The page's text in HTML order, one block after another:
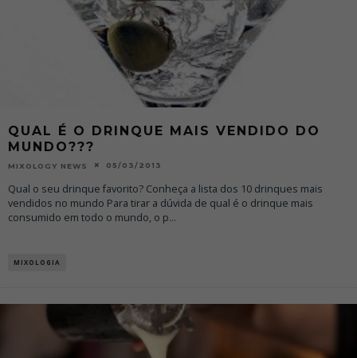
QUAL É O DRINQUE MAIS VENDIDO DO
MUNDO???
MIXOLOGY NEWS 05/03/2013
Qual o seu drinque favorito? Conheça a lista dos 10 drinques mais
vendidos no mundo Para tirar a dúvida de qual é o drinque mais
consumido em todo o mundo, o p...
MIXOLOGIA